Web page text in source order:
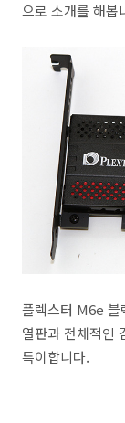
으로 소개를 해봅
플렉스터 M6e 블
열판과 전체적인
특이합니다.